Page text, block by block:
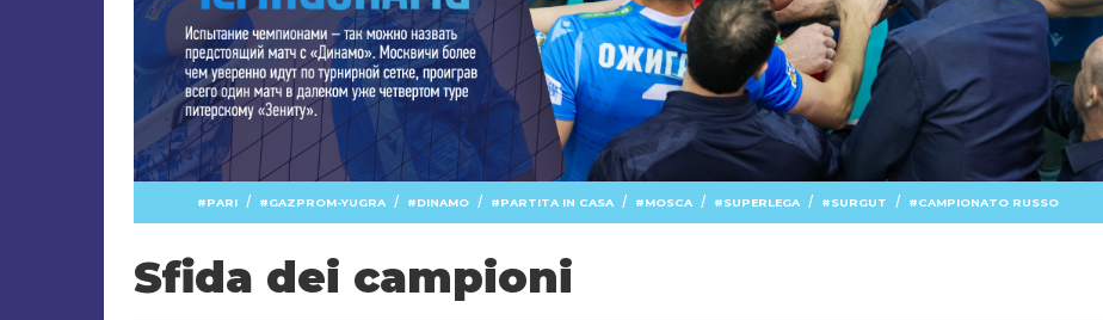
PARI / GAZPROM-YUGRA / DINAMO / PARTITA IN CASA / MOSCA / SUPERLEGA / SURGUT / CAMPIONATO RUSSO
Sfida dei campioni